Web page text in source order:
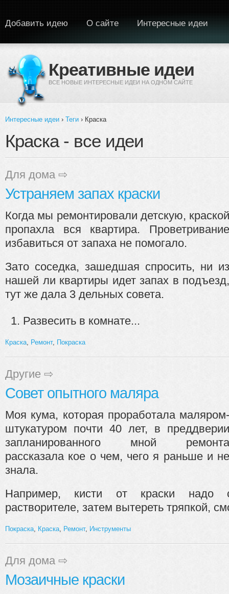
Креативные идеи
ВСЕ НОВЫЕ ИНТЕРЕСНЫЕ ИДЕИ НА ОДНОМ САЙТЕ
Добавить идею О сайте Интересные идеи
Вы здесь
Интересные идеи › Теги › Краска
Краска - все идеи
Для дома ⇨
Устраняем запах краски
Когда мы ремонтировали детскую, краской
пропахла вся квартира. Проветривание
избавиться от запаха не помогало.
Зато соседка, зашедшая спросить, ни из
нашей ли квартиры идет запах в подъезд,
тут же дала 3 дельных совета.
Развесить в комнате...
Краска Ремонт, Покраска
Другие ⇨
Совет опытного маляра
Моя кума, которая проработала маляром-
штукатуром почти 40 лет, в преддверии
запланированного мной ремонта
рассказала кое о чем, чего я раньше и не
знала.
Например, кисти от краски надо
растворителе, затем вытереть тряпкой,
Покраска Краска Ремонт, Инструменты
Для дома ⇨
Мозаичные краски